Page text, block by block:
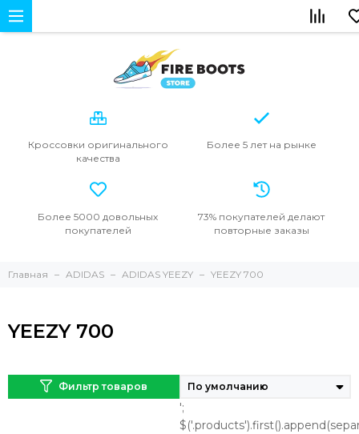
Кроссовки оригинального
качества
Более 5 летна рынке
Более 5000 довольных
покупателей
73% покупателей делают
повторные заказы
Главная ADIDAS ADIDAS YEEZY YEEZY 700
YEEZY 700
Фильтр товаров
';